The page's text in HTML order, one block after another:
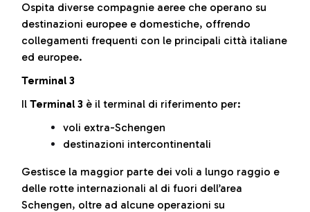
Ospita diverse compagnie aeree che operano su
destinazioni europee e domestiche, offrendo
collegamenti frequenti con le principali città italiane
ed europee.
Terminal 3
Il Terminal 3 è il terminal di riferimento per:
voli extra-Schengen
destinazioni intercontinentali
Gestisce la maggior parte dei voli a lungo raggio e
delle rotte internazionali al di fuori dell’area
Schengen, oltre ad alcune operazioni su